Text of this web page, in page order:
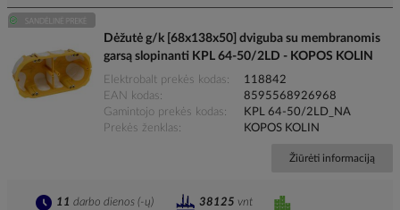
Dėžutė g/k [68x138x50] dviguba su membranomis
garsą slopinanti KPL 64-50/2LD - KOPOS KOLIN
Elektrobalt prekės kodas
118842
EAN kodas
8595568926968
Gamintojo prekės kodas
KPL 64-50/2LD_NA
Prekės ženklas
KOPOS KOLIN
Žiūrėti informaciją
11 darbo dienos (-ų) 38125 vnt